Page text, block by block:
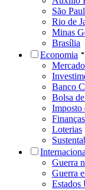
São
Rio de
Minas
Brasília
Economia
Mercado
Banco
Bolsa
Imposto
Loterias
Guerra
Guerra
Estados